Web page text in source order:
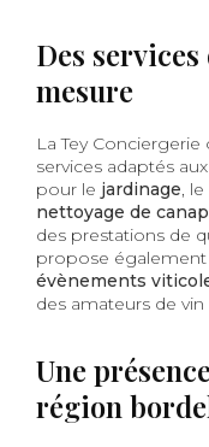
Des
mesure
La Tey
services adaptés
pour le jardinage, le
nettoyage de
des prestations de
propose également
évènements
des amateurs de
Une
région